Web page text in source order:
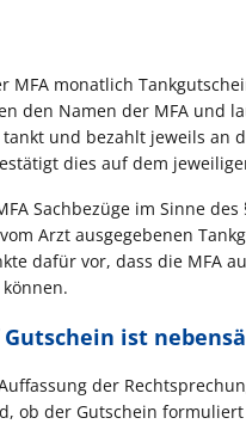
MFA monatlich
den Namen der MFA und
tankt und bezahlt jeweils
dies auf dem
Sachbezüge im Sinne
Arzt ausgegebenen
dafür vor, dass die MFA
ist
der
ob der Gutschein